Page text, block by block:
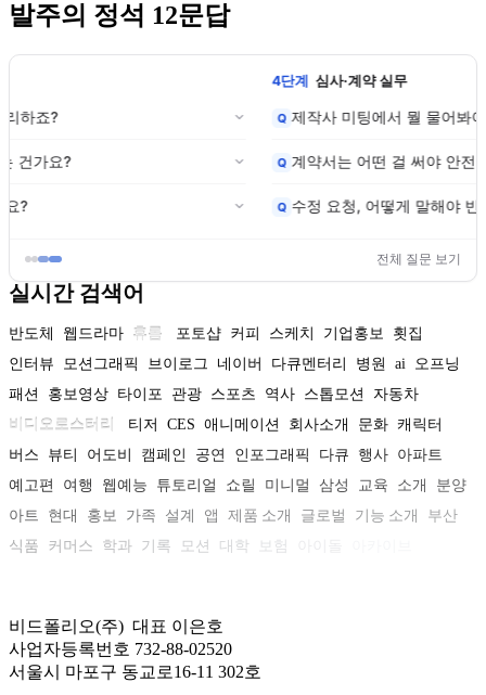
발주의 정석 12문답
Q 제작사 미팅에서 뭘 물어봐야 하죠?
Q 계약서는 어떤 걸 써야 안전한가요?
수정 요청, 어떻게 말해야 반영되나요?
전체 질문 보기
실시간 검색어
반도체 웹드라마 휴롬 포토샵 커피 스케치 기업홍보
횟집
인터뷰
모션그래픽 브이로그 네이버 다큐멘터리 병원 ai 오프닝
패션
홍보영상 타이포 관광 스포츠 역사 스톱모션
자동차
비디오로스터리
티저 CES 애니메이션 회사소개 문화 캐릭터
버스
뷰티 어도비 캠페인 공연 인포그래픽 다큐 행사 아파트
예고편
여행 웹예능 튜토리얼 쇼릴 미니멀 삼성 교육 소개
분양
아트
현대 홍보 가족 설계 앱 제품 소개 글로벌 기능 소개
부산
식품
커머스 학과 기록 모션 대학 보험
비드폴리오(주) 대표 이은호
사업자등록번호 732-88-02520
서울시 마포구 동교로16-11 302호